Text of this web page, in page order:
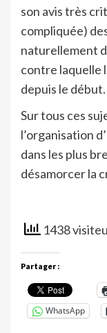
son avis très
compliquée)
naturellement
contre laquelle
depuis le début.
Sur tous ces
l’organisation
dans les plus
désamorcer la
1438
Partager :
WhatsApp